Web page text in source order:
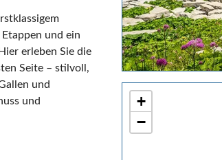
+
−
und ein
erleben Sie die
Seite – stilvoll,
und
und